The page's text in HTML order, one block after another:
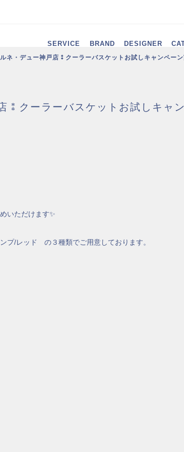
SERVICE BRAND DESIGNER
ネ・デュー神戸店⁑クーラーバスケットお試しキャンペーン
⁑クーラーバスケットお試しキャ
いただけます✨
プ/レッド の３種類でご用意しております。